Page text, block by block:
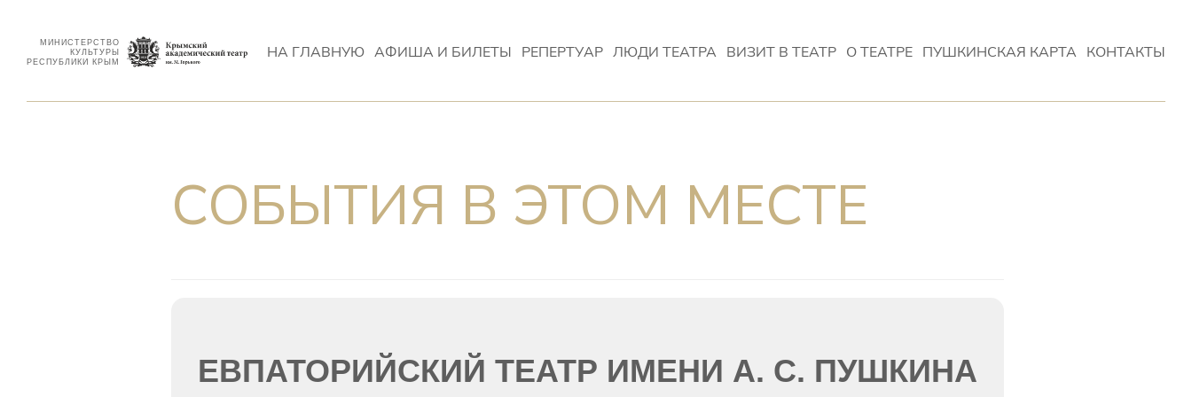
МИНИСТЕРСТВО
КУЛЬТУРЫ
РЕСПУБЛИКИ КРЫМ
НА ГЛАВНУЮ АФИША И БИЛЕТЫ РЕПЕРТУАР ЛЮДИ ТЕАТРА ВИЗИТ В ТЕАТР О ТЕАТРЕ ПУШКИНСКАЯ КАРТА КОНТАКТЫ
СОБЫТИЯ В ЭТОМ МЕСТЕ
ЕВПАТОРИЙСКИЙ ТЕАТР ИМЕНИ А. С. ПУШКИНА